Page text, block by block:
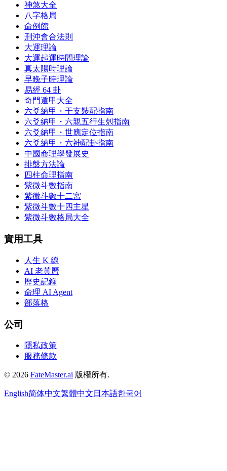
神煞大全
八字格局
命例館
刑沖會合法則
大運理論
大運起運時間理論
真太陽時理論
早晚子時理論
易經 64 卦
奇門遁甲大全
六爻納甲・干支裝配指南
六爻納甲・六親五行生剋指南
六爻納甲・世應定位指南
六爻納甲・六神配卦指南
中國命理學發展史
排盤方法論
四柱命理指南
紫微斗數指南
紫微斗數十二宮
紫微斗數十四主星
紫微斗數格局大全
實用工具
人生 K 線
AI 老黃曆
歷史記錄
命理 AI Agent
部落格
公司
隱私政策
服務條款
© 2026 FateMaster.ai 版權所有.
English简体中文繁體中文 日本語한국어